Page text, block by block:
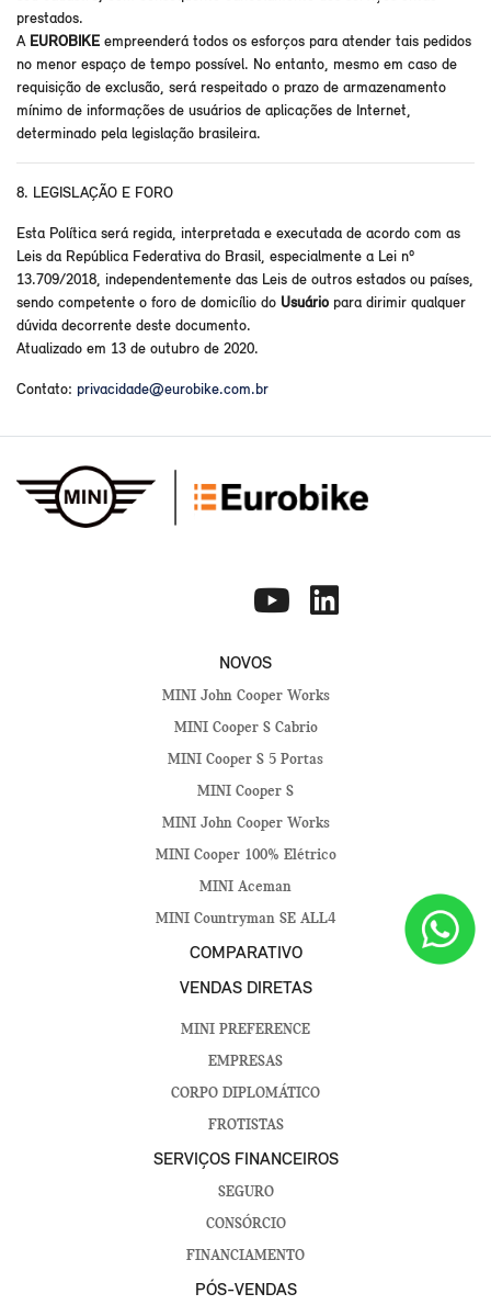
prestados.
A EUROBIKE empreenderá todos os esforços para atender tais pedidos
no menor espaço de tempo possível. No entanto, mesmo em caso de
requisição de exclusão, será respeitado o prazo de armazenamento
mínimo de informações de usuários de aplicações de Internet,
determinado pela legislação brasileira.
8. LEGISLAÇÃO E FORO
Esta Política será regida, interpretada e executada de acordo com as
Leis da República Federativa do Brasil, especialmente a Lei nº
13.709/2018, independentemente das Leis de outros estados ou países,
sendo competente o foro de domicílio do Usuário para dirimir qualquer
dúvida decorrente deste documento.
Atualizado em 13 de outubro de 2020.
Contato: privacidade@eurobike.com.br
NOVOS
MINI John Cooper Works
MINI Cooper S Cabrio
MINI Cooper S 5 Portas
MINI Cooper S
MINI John Cooper Works
MINI Cooper 100% Elétrico
MINI Aceman
MINI Countryman SE ALL4
COMPARATIVO
VENDAS DIRETAS
MINI PREFERENCE
EMPRESAS
CORPO DIPLOMÁTICO
FROTISTAS
SERVIÇOS FINANCEIROS
SEGURO
CONSÓRCIO
FINANCIAMENTO
PÓS-VENDAS